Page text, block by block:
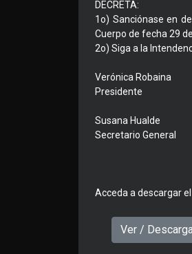
DECRETA:
1o) Sanciónase en
Cuerpo de fecha 29
2o) Siga a la
Verónica Robaina
Presidente
Susana Hualde
Secretario General
Acceda a descargar
Ver /